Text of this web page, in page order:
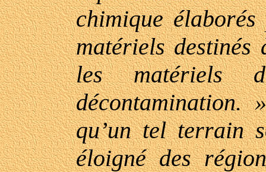
chimique
matériels
les matériels
décontamination. »
qu’un tel terrain
éloigné des